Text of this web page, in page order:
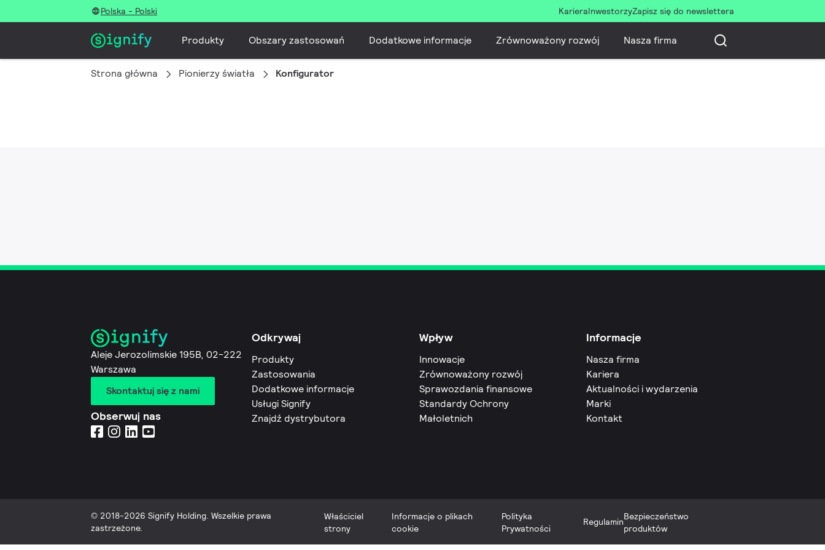
Polska - Polski KarieraInwestorzyZapisz się do newslettera
Produkty Obszary zastosowań Dodatkowe informacje Zrównoważony rozwój Nasza firma
Strona główna Pionierzy światła Konfigurator
Aleje Jerozolimskie 195B, 02-222
Warszawa
Skontaktuj się z nami
Obserwuj nas
Odkrywaj
Produkty
Zastosowania
Dodatkowe informacje
Usługi Signify
Znajdź dystrybutora
Wpływ
Innowacje
Zrównoważony rozwój
Sprawozdania finansowe
Standardy Ochrony
Małoletnich
Informacje
Nasza firma
Kariera
Aktualności i wydarzenia
Marki
Kontakt
© 2018-2026 Signify Holding. Wszelkie prawa
zastrzeżone.
Właściciel
strony
Informacje o plikach
cookie
Polityka
Prywatności
RegulaminBezpieczeństwo
produktów